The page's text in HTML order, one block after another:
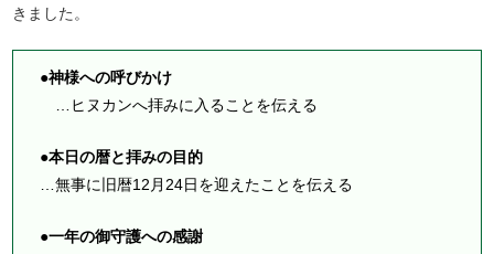
きました。
●神様への呼びかけ
…ヒヌカンへ拝みに入ることを伝える
●本日の暦と拝みの目的
…無事に旧暦12月24日を迎えたことを伝える
●一年の御守護への感謝